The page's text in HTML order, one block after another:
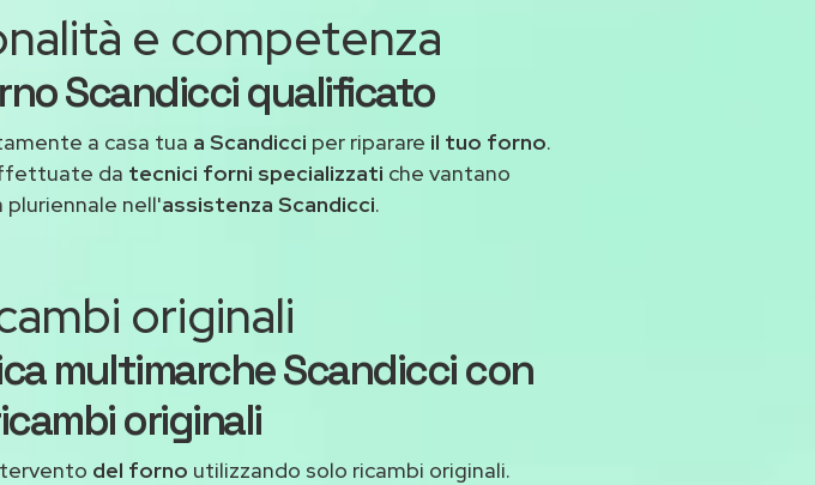
e competenza
Scandicci qualificato
a casa tua a Scandicci per riparare il tuo forno.
da tecnici forni specializzati che vantano
pluriennale nell'assistenza Scandicci.
originali
multimarche Scandicci con
originali
del forno utilizzando solo ricambi originali.